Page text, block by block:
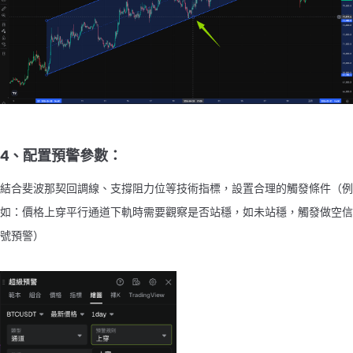
4、配置預警參數：
結合斐波那契回調線、支撐阻力位等技術指標，設置合理的觸發條件（例
如：價格上穿平行通道下軌時需要觀察是否站穩，如未站穩，觸發做空信
號預警）